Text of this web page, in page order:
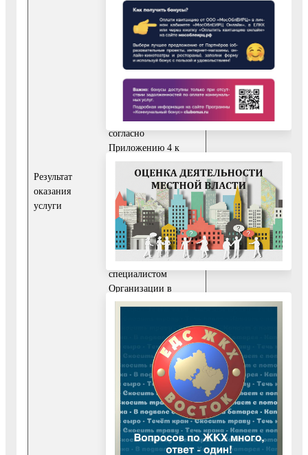
Результат
оказания
услуги
2. Решение об отказе
в предоставлении
Услуги, оформленное
в бумажном виде,
подписанное
уполномоченным
должностным лицом
Организации,
согласно
Приложению 4 к
настоящему
Административному
регламенту.
Информация об
отказе в
предоставлении
Услуги направляется
специалистом
Организации в
форме уведомления
предоставлении
Услуги согласно
Приложению 5 к
настоящему
Административному
регламенту, в личный
кабинет Заявителя на
РПГУ (при наличии
регистрации на